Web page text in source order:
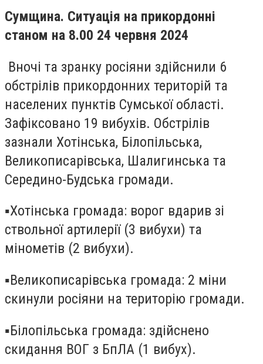
Сумщина. Ситуація на прикордонні
станом на 8.00 24 червня 2024
Вночі та зранку росіяни здійснили 6
обстрілів прикордонних територій та
населених пунктів Сумської області.
Зафіксовано 19 вибухів. Обстрілів
зазнали Хотінська, Білопільська,
Великописарівська, Шалигинська та
Середино-Будська громади.
▪️Хотінська громада: ворог вдарив зі
ствольної артилерії (3 вибухи) та
мінометів (2 вибухи).
▪️Великописарівська громада: 2 міни
скинули росіяни на територію громади.
▪️Білопільська громада: здійснено
скидання ВОГ з БпЛА (1 вибух).